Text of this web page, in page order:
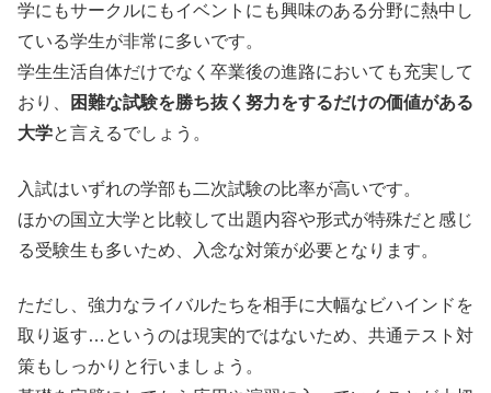
学にもサークルにもイベントにも興味のある分野に熱中し
ている学生が非常に多いです。
学生生活自体だけでなく卒業後の進路においても充実して
おり、
困難な試験を勝ち抜く努力をするだけの価値がある
大学と言えるでしょう。
入試はいずれの学部も二次試験の比率が高いです。
ほかの国立大学と比較して出題内容や形式が特殊だと感じ
る受験生も多いため、入念な対策が必要となります。
ただし、強力なライバルたちを相手に大幅なビハインドを
取り返す…というのは現実的ではないため、共通テスト対
策もしっかりと行いましょう。